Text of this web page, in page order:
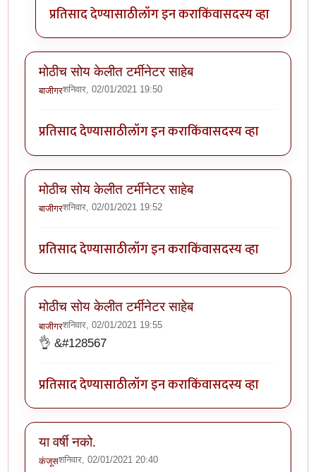
प्रतिसाद देण्यासाठीलॉग इन कराकिंवासदस्य व्हा
मोठीच सोय केलीत टर्मीनेटर साहेब
बाजीगरशनिवार, 02/01/2021 19:50
प्रतिसाद देण्यासाठीलॉग इन कराकिंवासदस्य व्हा
मोठीच सोय केलीत टर्मीनेटर साहेब
बाजीगरशनिवार, 02/01/2021 19:52
प्रतिसाद देण्यासाठीलॉग इन कराकिंवासदस्य व्हा
मोठीच सोय केलीत टर्मीनेटर साहेब
बाजीगरशनिवार, 02/01/2021 19:55
👌 &#128567
प्रतिसाद देण्यासाठीलॉग इन कराकिंवासदस्य व्हा
या वर्षी नको.
कंजूसशनिवार, 02/01/2021 20:40